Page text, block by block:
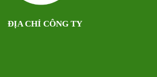
ĐỊA CHỈ CÔNG TY